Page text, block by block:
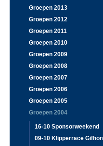
Groepen 2013
Groepen 2012
Groepen 2011
Groepen 2010
Groepen 2009
Groepen 2008
Groepen 2007
Groepen 2006
Groepen 2005
Groepen 2004
16-10 Sponsorweekend
09-10 Klipperrace